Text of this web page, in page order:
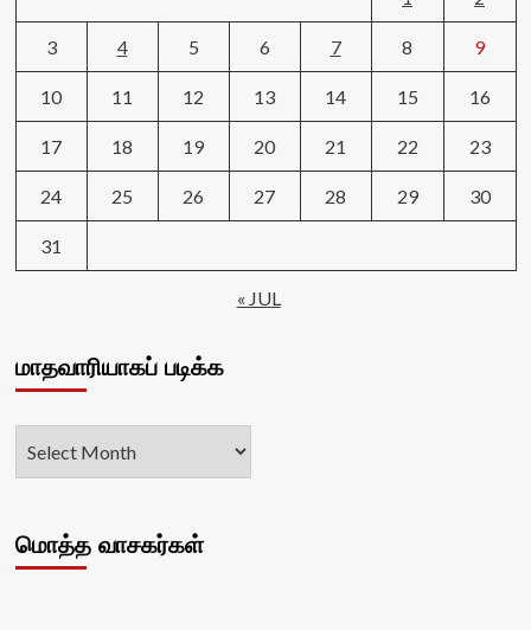
3 4 5 6 7 8 9
10 11 12 13 14 15 16
17 18 19 20 21 22 23
24 25 26 27 28 29 30
31
« JUL
மாதவாரியாகப் படிக்க
மொத்த வாசகர்கள்